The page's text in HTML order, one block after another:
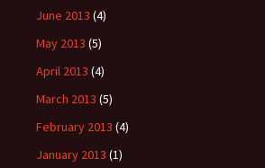
June 2013 (4)
May 2013 (5)
April 2013 (4)
March 2013 (5)
February 2013 (4)
January 2013 (1)